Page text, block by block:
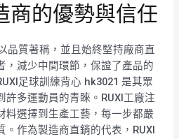
商的優勢與信任
品質著稱，並且始終堅持廠商直
，減少中間環節，保證了產品的
足球訓練背心 hk3021 是其眾
許多運動員的青睞。RUXI工廠注
料選擇到生產工藝，每一步都嚴
。作為製造商直銷的代表，RUXI